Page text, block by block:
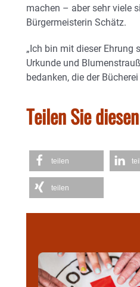
machen – aber sehr viele
Bürgermeisterin Schätz.
„Ich bin mit dieser Ehrung
Urkunde und
bedanken, die der
Teilen Sie
teilen
teilen